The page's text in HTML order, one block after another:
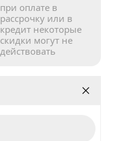
при оплате в
рассрочку или в
кредит некоторые
скидки могут не
действовать